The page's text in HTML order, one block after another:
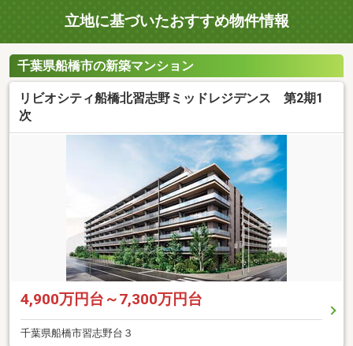
立地に基づいたおすすめ物件情報
千葉県船橋市の新築マンション
リビオシティ船橋北習志野ミッドレジデンス 第2期1
次
4,900万円台～7,300万円台
千葉県船橋市習志野台３